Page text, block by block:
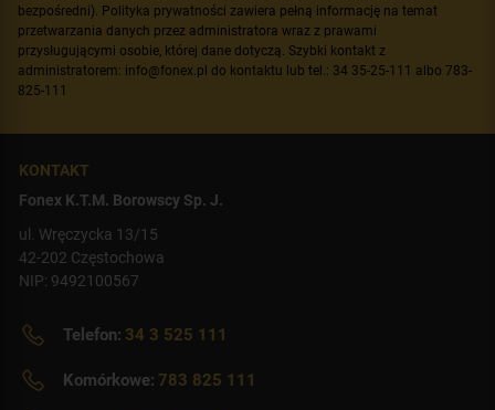
bezpośredni). Polityka prywatności zawiera pełną informację na temat
przetwarzania danych przez administratora wraz z prawami
przysługującymi osobie, której dane dotyczą. Szybki kontakt z
administratorem: info@fonex.pl do kontaktu lub tel.: 34 35-25-111 albo 783-
825-111
KONTAKT
Fonex K.T.M. Borowscy Sp. J.
ul. Wręczycka 13/15
42-202 Częstochowa
NIP: 9492100567
Telefon: 34 3 525 111
Komórkowe: 783 825 111